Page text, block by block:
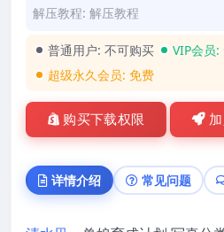
解压教程: 解压教程
普通用户: 不可购买 VIP会员:
超级永久会员: 免费
购买下载权限
详情介绍 常见问题